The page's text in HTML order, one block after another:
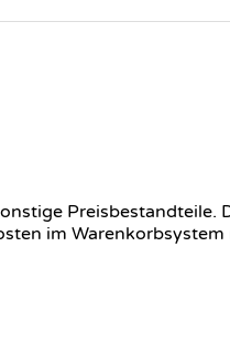
im